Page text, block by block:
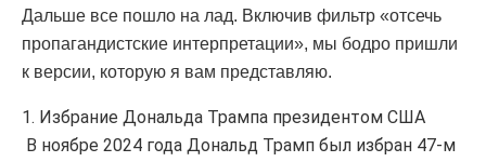
Дальше все пошло на лад. Включив фильтр «отсечь
пропагандистские интерпретации», мы бодро пришли
к версии, которую я вам представляю.
1. Избрание Дональда Трампа президентом США
В ноябре 2024 года Дональд Трамп был избран 47-м